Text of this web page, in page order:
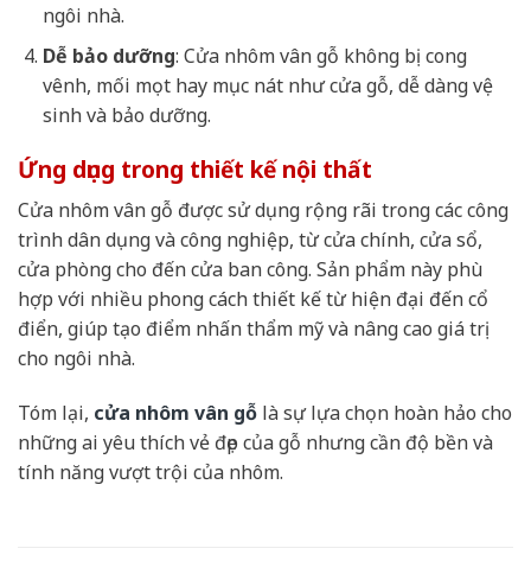
ngôi nhà.
Dễ bảo dưỡng: Cửa nhôm vân gỗ không bị cong
vênh, mối mọt hay mục nát như cửa gỗ, dễ dàng vệ
sinh và bảo dưỡng.
Ứng dụng trong thiết kế nội thất
Cửa nhôm vân gỗ được sử dụng rộng rãi trong các công
trình dân dụng và công nghiệp, từ cửa chính, cửa sổ,
cửa phòng cho đến cửa ban công. Sản phẩm này phù
hợp với nhiều phong cách thiết kế từ hiện đại đến cổ
điển, giúp tạo điểm nhấn thẩm mỹ và nâng cao giá trị
cho ngôi nhà.
Tóm lại, cửa nhôm vân gỗ là sự lựa chọn hoàn hảo cho
những ai yêu thích vẻ đẹp của gỗ nhưng cần độ bền và
tính năng vượt trội của nhôm.